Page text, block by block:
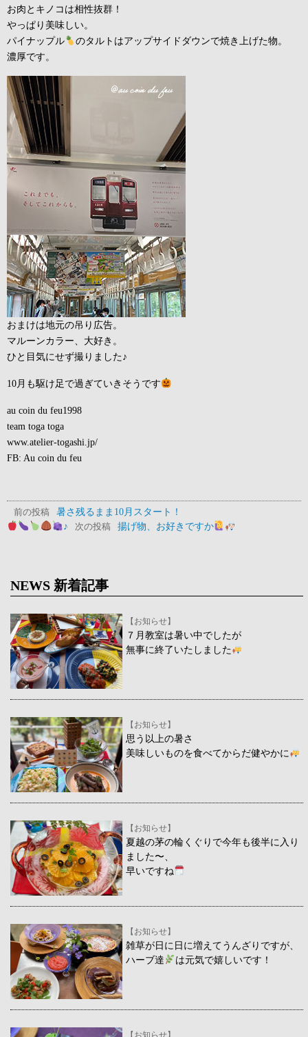
お肉とキノコは相性抜群！
やっぱり美味しい。
パイナップル
のタルトはアップサイドダウンで焼き上げた物。
濃厚です。
おまけは地元の吊り広告。
マルーンカラー、大好き。
ひと目気にせず撮りました♪
10月も駆け足で過ぎていきそうです
au coin du feu1998
team toga toga
www.atelier-togashi.jp/
FB: Au coin du feu
前の投稿
暑さ残るまま10月スタート！
♪
次の投稿 揚げ物、お好きですか
NEWS 新着記事
【お知らせ】
７月教室は暑い中でしたが
無事に終了いたしました
【お知らせ】
思う以上の暑さ
美味しいものを食べてからだ健やかに
【お知らせ】
夏越の茅の輪くぐりで今年も後半に入り
ました〜、
早いですね
【お知らせ】
雑草が日に日に増えてうんざりですが、
ハーブ達
は元気で嬉しいです！
【お知らせ】